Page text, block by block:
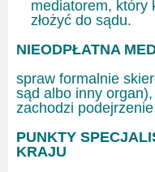
mediatorem, który
złożyć do sądu.
NIEODPŁATNA
spraw formalnie
sąd albo inny
zachodzi
PUNKTY
KRAJU